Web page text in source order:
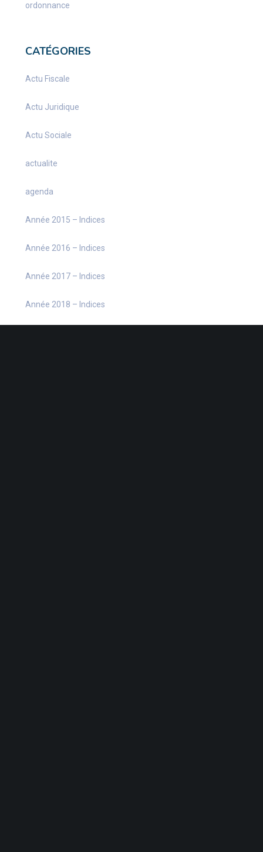
ordonnance
CATÉGORIES
Actu Fiscale
Actu Juridique
Actu Sociale
actualite
agenda
Année 2015 – Indices
Année 2016 – Indices
Année 2017 – Indices
Année 2018 – Indices